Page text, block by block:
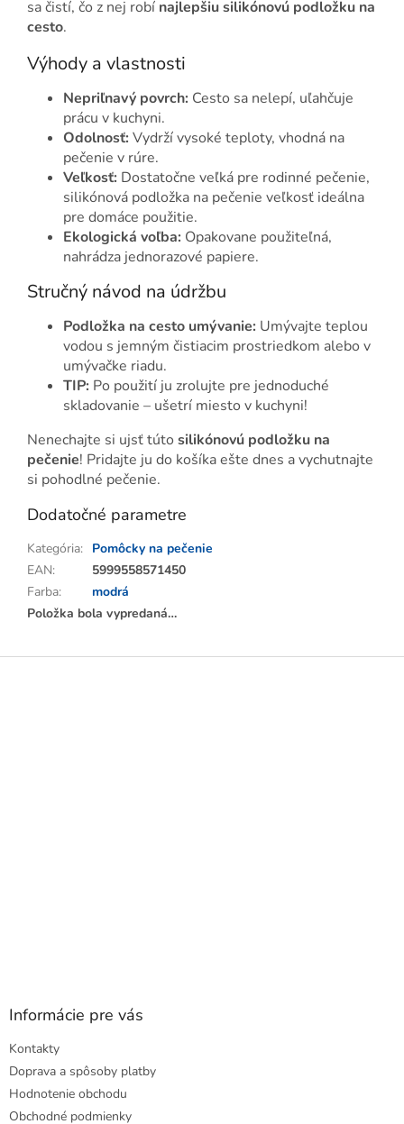
sa čistí, čo z nej robí najlepšiu silikónovú podložku na
cesto.
Výhody a vlastnosti
Nepriľnavý povrch: Cesto sa nelepí, uľahčuje
prácu v kuchyni.
Odolnosť: Vydrží vysoké teploty, vhodná na
pečenie v rúre.
Veľkosť: Dostatočne veľká pre rodinné pečenie,
silikónová podložka na pečenie veľkosť ideálna
pre domáce použitie.
Ekologická voľba: Opakovane použiteľná,
nahrádza jednorazové papiere.
Stručný návod na údržbu
Podložka na cesto umývanie: Umývajte teplou
vodou s jemným čistiacim prostriedkom alebo v
umývačke riadu.
TIP: Po použití ju zrolujte pre jednoduché
skladovanie – ušetrí miesto v kuchyni!
Nenechajte si ujsť túto silikónovú podložku na
pečenie! Pridajte ju do košíka ešte dnes a vychutnajte
si pohodlné pečenie.
Dodatočné parametre
Kategória: Pomôcky na pečenie
EAN:
5999558571450
Farba:
modrá
Položka bola vypredaná…
Z
Informácie pre vás
Kontakty
Doprava a spôsoby platby
Hodnotenie obchodu
Obchodné podmienky